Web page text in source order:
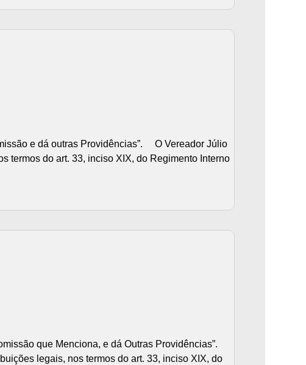
e dá outras Providências”. O Vereador Júlio
termos do art. 33, inciso XIX, do Regimento Interno
que Menciona, e dá Outras Providências”.
legais, nos termos do art. 33, inciso XIX, do